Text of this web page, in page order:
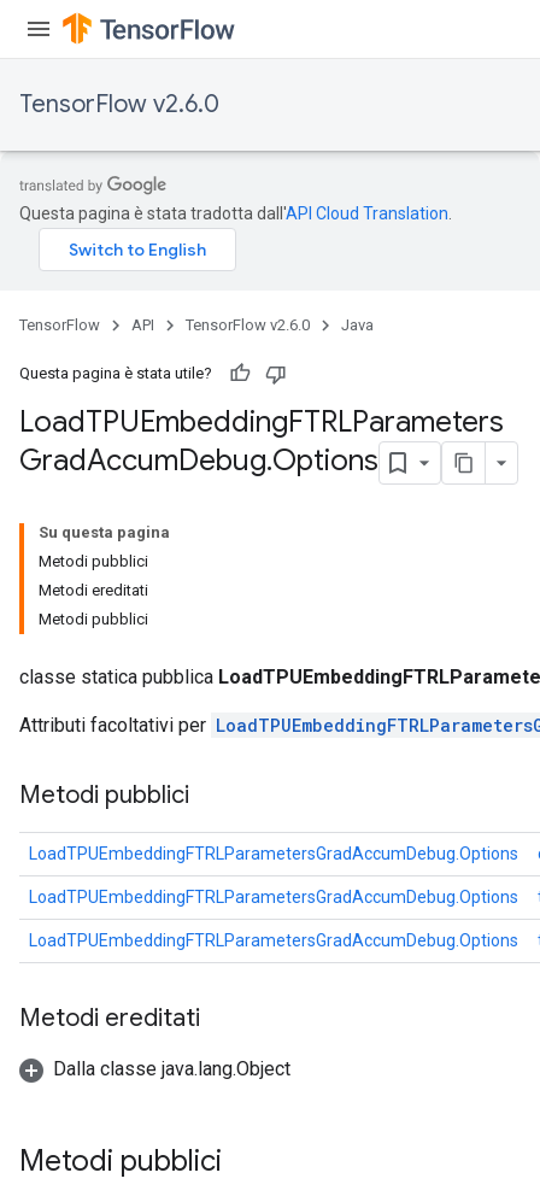
TensorFlow v2.6.0
Questa pagina è stata tradotta dall'API Cloud Translation
TensorFlow API TensorFlow v2.6.0 Java
Questa pagina è stata utile?
LoadTPUEmbeddingFTRLParameters
GradAccumDebug.Options
Su questa pagina
Metodi pubblici
Metodi ereditati
Metodi pubblici
classe statica pubblica
Attributi facoltativi per
Metodi pubblici
LoadTPUEmbeddingFTRLParametersGradAccumDebug.Options
LoadTPUEmbeddingFTRLParametersGradAccumDebug.Options
LoadTPUEmbeddingFTRLParametersGradAccumDebug.Options
Metodi ereditati
Dalla classe java.lang.Object
Metodi pubblici